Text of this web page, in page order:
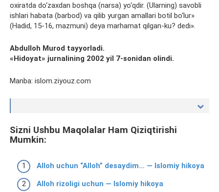
oxiratda do‘zaxdan boshqa (narsa) yo‘qdir. (Ularning) savobli
ishlari habata (barbod) va qilib yurgan amallari botil bo‘lur»
(Hadid, 15-16, mazmuni) deya marhamat qilgan-ku? dedi».
Abdulloh Murod tayyorladi.
«Hidoyat» jurnalining 2002 yil 7-sonidan olindi.
Manba: islom.ziyouz.com
Sizni Ushbu Maqolalar Ham Qiziqtirishi
Mumkin:
Alloh uchun “Alloh” desaydim… — Islomiy hikoya
Alloh rizoligi uchun — Islomiy hikoya